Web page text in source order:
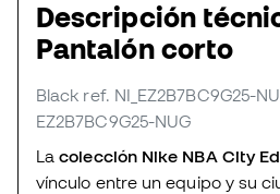
Descripción
Pantalón corto
Black ref. NI_EZ2B7BC9G25-
EZ2B7BC9G25-NUG
Lacolección Nike NBA City
vínculo entre un equipo y su